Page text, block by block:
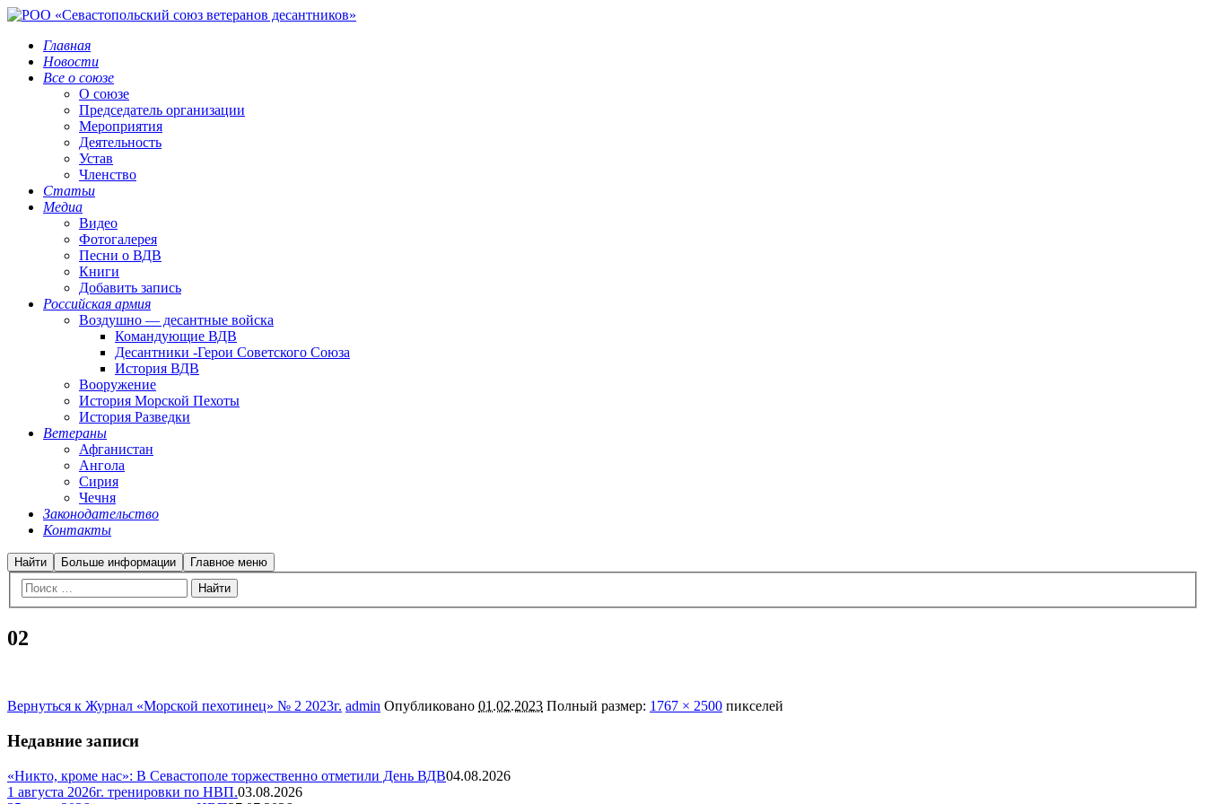
Главная
Новости
Все о союзе
О союзе
Председатель организации
Мероприятия
Деятельность
Устав
Членство
Статьи
Медиа
Видео
Фотогалерея
Песни о ВДВ
Книги
Добавить запись
Российская армия
Воздушно — десантные войска
Командующие ВДВ
Десантники -Герои Советского Союза
История ВДВ
Вооружение
История Морской Пехоты
История Разведки
Ветераны
Афганистан
Ангола
Сирия
Чечня
Законодательство
Контакты
Найти Больше информации Главное меню
02
Вернуться к Журнал «Морской пехотинец» № 2 2023г. admin Опубликовано 01.02.2023 Полный размер: 1767 × 2500 пикселей
Недавние записи
«Никто, кроме нас»: В Севастополе торжественно отметили День ВДВ04.08.2026
1 августа 2026г. тренировки по НВП.03.08.2026